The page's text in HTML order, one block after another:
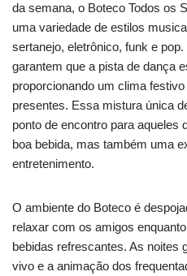
da semana, o Boteco Todos os
uma variedade de estilos
sertanejo, eletrônico, funk e
garantem que a pista de dança
proporcionando um clima
presentes. Essa mistura única
ponto de encontro para aqueles
boa bebida, mas também uma
entretenimento.
O ambiente do Boteco é
relaxar com os amigos
bebidas refrescantes. As noites
vivo e a animação dos